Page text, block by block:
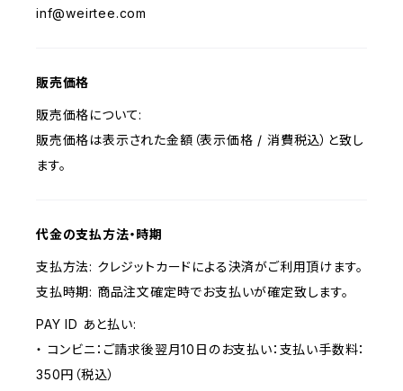
inf@weirtee.com
販売価格
販売価格について:
販売価格は表示された金額（表示価格 / 消費税込）と致し
ます。
代金の支払方法・時期
支払方法: クレジットカードによる決済がご利用頂けます。
支払時期: 商品注文確定時でお支払いが確定致します。
PAY ID あと払い:
・ コンビニ：ご請求後翌月10日のお支払い：支払い手数料：
350円（税込）